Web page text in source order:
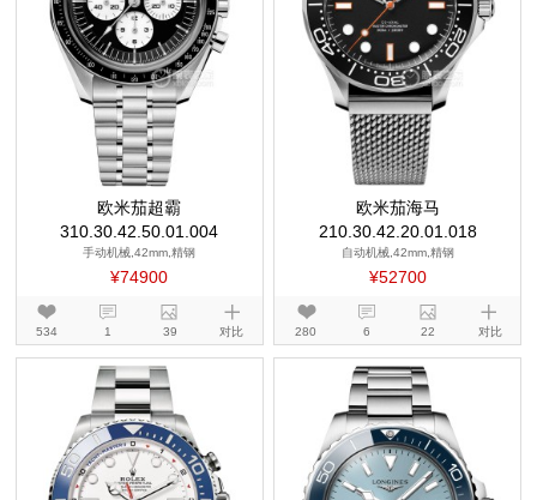
欧米茄超霸
310.30.42.50.01.004
手动机械,42mm,精钢
¥74900
534 1 39 对比
欧米茄海马
210.30.42.20.01.018
自动机械,42mm,精钢
¥52700
280 6 22 对比